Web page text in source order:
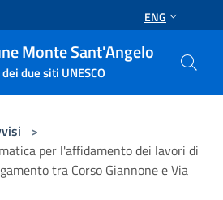
ENG
Monte Sant'Angelo
due siti UNESCO
>
per l'affidamento dei lavori di
tra Corso Giannone e Via